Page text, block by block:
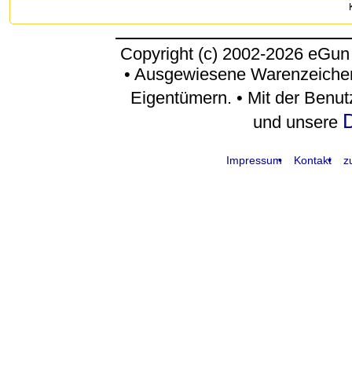
Copyright (c) 2002-2026
• Ausgewiesene
Eigentümern. • Mit der
und unsere
Impressum Kontakt